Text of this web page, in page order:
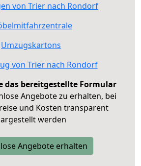
von Trier nach Rondorf
Umzugskartons
von Trier nach Rondorf
das bereitgestellte Formular
Angebote zu erhalten, bei
und Kosten transparent
werden
Angebote erhalten